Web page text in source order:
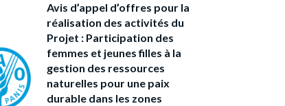
Avis d’appel d’offres pour la
réalisation des activités du
Projet : Participation des
femmes et jeunes filles à la
gestion des ressources
naturelles pour une paix
durable dans les zones